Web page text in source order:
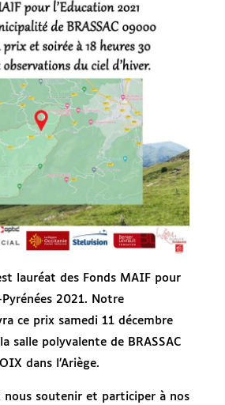
lauréat des Fonds MAIF pour
Pyrénées 2021. Notre
ce prix samedi 11 décembre
salle polyvalente de BRASSAC
dans l’Ariège.
nous soutenir et participer à nos